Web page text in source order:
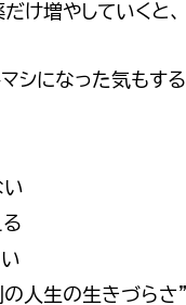
け増やしていくと、
シになった気もする
い
人生の生きづらさ”